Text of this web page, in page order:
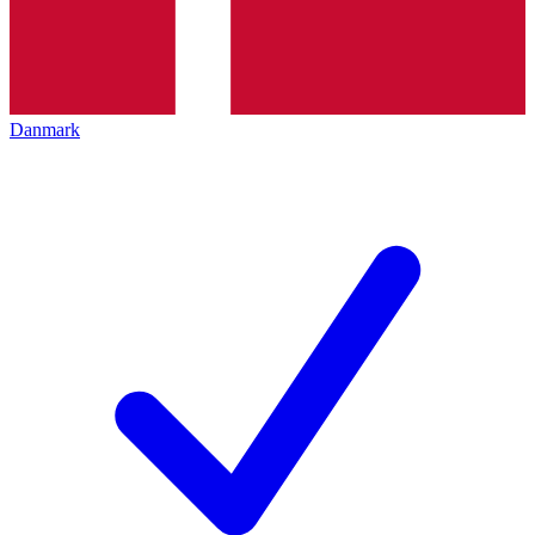
Danmark